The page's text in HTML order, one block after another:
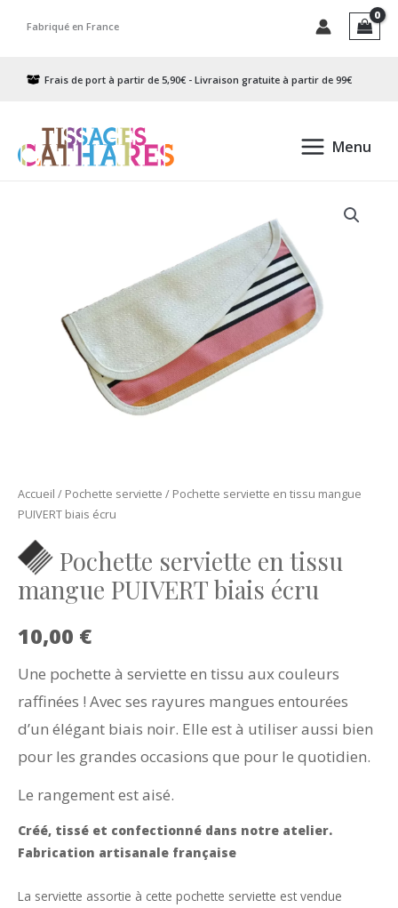
Fabriqué en France
Frais de port à partir de 5,90€ - Livraison gratuite à partir de 99€
Menu
Accueil / Pochette serviette / Pochette serviette en tissu mangue
PUIVERT biais écru
Pochette serviette en tissu
mangue PUIVERT biais écru
10,00 €
Une pochette à serviette en tissu aux couleurs
raffinées ! Avec ses rayures mangues entourées
d’un élégant biais noir. Elle est à utiliser aussi bien
pour les grandes occasions que pour le quotidien.
Le rangement est aisé.
Créé, tissé et confectionné dans notre atelier.
Fabrication artisanale française
La serviette assortie à cette pochette serviette est vendue